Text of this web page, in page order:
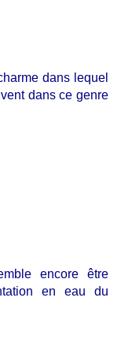
dans lequel
dans ce genre
encore être
en eau du